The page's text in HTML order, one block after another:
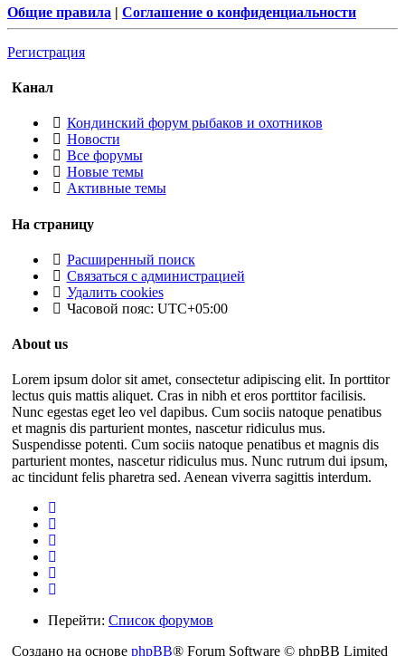
Общие правила | Соглашение о конфиденциальности
Регистрация
Канал
Кондинский форум рыбаков и охотников
Новости
Все форумы
Новые темы
Активные темы
На страницу
Расширенный поиск
Связаться с администрацией
Удалить cookies
Часовой пояс: UTC+05:00
About us
Lorem ipsum dolor sit amet, consectetur adipiscing elit. In porttitor
lectus quis mattis aliquet. Cras in nibh et eros porttitor facilisis.
Nunc egestas eget leo vel dapibus. Cum sociis natoque penatibus
et magnis dis parturient montes, nascetur ridiculus mus.
Suspendisse potenti. Cum sociis natoque penatibus et magnis dis
parturient montes, nascetur ridiculus mus. Nunc rutrum dui ipsum,
ac tincidunt felis pharetra sed. Aenean viverra sagittis interdum.
Перейти: Список форумов
Создано на основе phpBB® Forum Software © phpBB Limited